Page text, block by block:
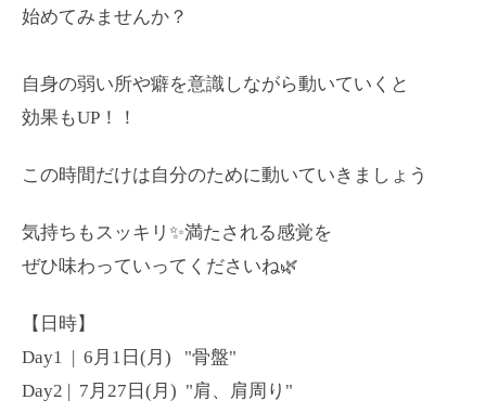
始めてみませんか？
自身の弱い所や癖を意識しながら動いていくと
効果もUP！！
この時間だけは自分のために動いていきましょう
気持ちもスッキリ✨満たされる感覚を
ぜひ味わっていってくださいね🌿
【日時】
Day1 | 6月1日(月) "骨盤"
Day2 | 7月27日(月) "肩、肩周り"